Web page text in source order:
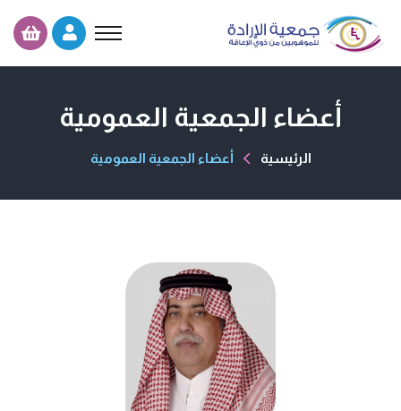
أعضاء الجمعية العمومية
الرئيسية أعضاء الجمعية العمومية